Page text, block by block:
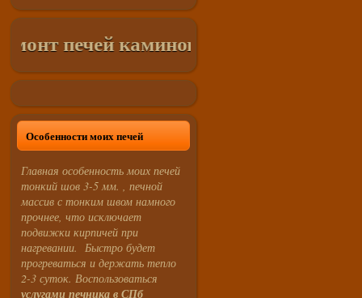
печей каминов в СПб и Лен.
Особенности моих печей
Главная особенность моих печей
тонкий шов 3-5 мм. , печной
массив с тонким швом намного
прочнее, что исключает
подвижки кирпичей при
нагревании. Быстро будет
прогреваться и держать тепло
2-3 суток. Воспользоваться
услугами печника в СПб